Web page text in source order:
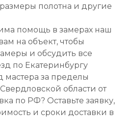
полотна и другие
помощь в замерах наш
на объект, чтобы
и обсудить все
по Екатеринбургу
мастера за пределы
области от
по РФ? Оставьте заявку,
и сроки доставки в